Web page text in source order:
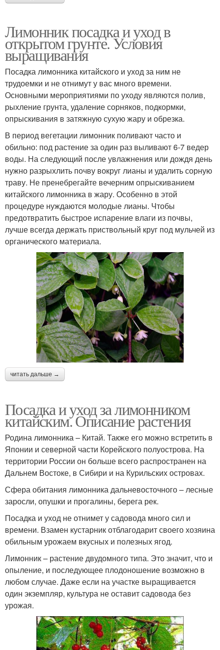
Лимонник посадка и уход в
открытом грунте. Условия
выращивания
Посадка лимонника китайского и уход за ним не
трудоемки и не отнимут у вас много времени.
Основными мероприятиями по уходу являются полив,
рыхление грунта, удаление сорняков, подкормки,
опрыскивания в затяжную сухую жару и обрезка.
В период вегетации лимонник поливают часто и
обильно: под растение за один раз выливают 6-7 ведер
воды. На следующий после увлажнения или дождя день
нужно разрыхлить почву вокруг лианы и удалить сорную
траву. Не пренебрегайте вечерним опрыскиванием
китайского лимонника в жару. Особенно в этой
процедуре нуждаются молодые лианы. Чтобы
предотвратить быстрое испарение влаги из почвы,
лучше всегда держать приствольный круг под мульчей из
органического материала.
читать дальше →
Посадка и уход за лимонником
китайским. Описание растения
Родина лимонника – Китай. Также его можно встретить в
Японии и северной части Корейского полуострова. На
территории России он больше всего распространен на
Дальнем Востоке, в Сибири и на Курильских островах.
Сфера обитания лимонника дальневосточного – лесные
заросли, опушки и прогалины, берега рек.
Посадка и уход не отнимет у садовода много сил и
времени. Взамен кустарник отблагодарит своего хозяина
обильным урожаем вкусных и полезных ягод.
Лимонник – растение двудомного типа. Это значит, что и
опыление, и последующее плодоношение возможно в
любом случае. Даже если на участке выращивается
один экземпляр, культура не оставит садовода без
урожая.